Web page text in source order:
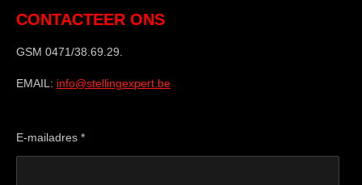
CONTACTEER ONS
GSM 0471/38.69.29.
EMAIL: info@stellingexpert.be
E-mailadres *